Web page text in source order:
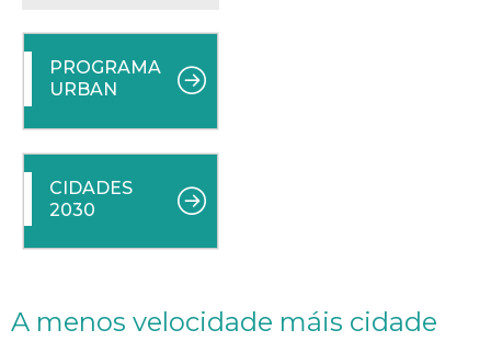
PROGRAMA
URBAN
CIDADES
2030
A menos velocidade máis cidade